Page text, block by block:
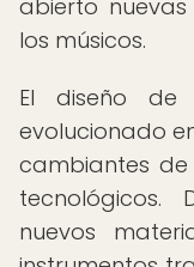
abierto
los músicos.
El diseño de
evolucionado
cambiantes
tecnológicos.
nuevos